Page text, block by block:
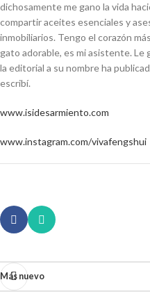
dichosamente me gano la vida
compartir aceites esenciales y
inmobiliarios. Tengo el corazón
gato adorable, es mi asistente.
la editorial a su nombre ha
escribí.
www.isidesarmiento.com
www.instagram.com/vivafengshui
Más nuevo